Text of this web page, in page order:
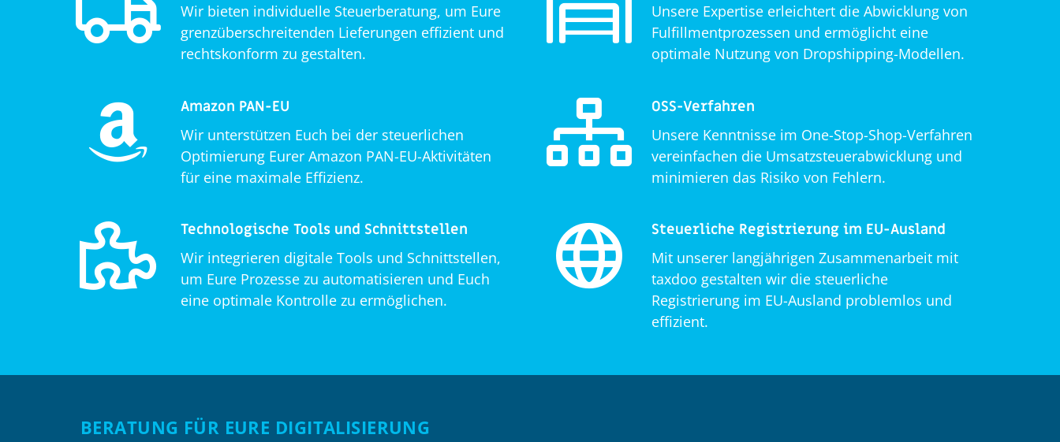
Wir bieten individuelle Steuerberatung, um Eure
grenzüberschreitenden Lieferungen effizient und
rechtskonform zu gestalten.
Unsere Expertise erleichtert die Abwicklung von
Fulfillmentprozessen und ermöglicht eine
optimale Nutzung von Dropshipping-Modellen.
Amazon PAN-EU
Wir unterstützen Euch bei der steuerlichen
Optimierung Eurer Amazon PAN-EU-Aktivitäten
für eine maximale Effizienz.
OSS-Verfahren
Unsere Kenntnisse im One-Stop-Shop-Verfahren
vereinfachen die Umsatzsteuerabwicklung und
minimieren das Risiko von Fehlern.
Technologische Tools und Schnittstellen
Wir integrieren digitale Tools und Schnittstellen,
um Eure Prozesse zu automatisieren und Euch
eine optimale Kontrolle zu ermöglichen.
Steuerliche Registrierung im EU-Ausland
Mit unserer langjährigen Zusammenarbeit mit
taxdoo gestalten wir die steuerliche
Registrierung im EU-Ausland problemlos und
effizient.
BERATUNG FÜR EURE DIGITALISIERUNG